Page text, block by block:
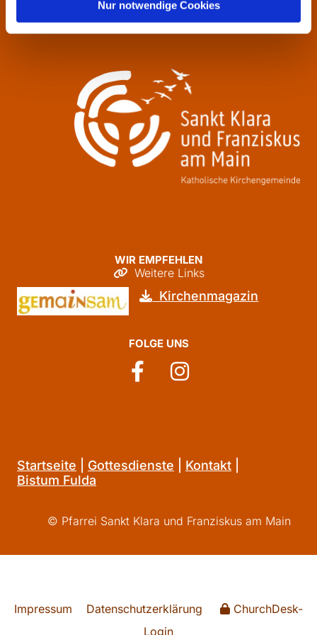
Nur notwendige Cookies
Freitag
09:30 - 12:00
WIR EMPFEHLEN
 Weitere Links
 Kirchenmagazin
FOLGE UNS
Startseite Gottesdienste Kontakt
Bistum Fulda
© Pfarrei Sankt Klara und Franziskus am Main
Impressum Datenschutzerklärung
ChurchDesk-
Login